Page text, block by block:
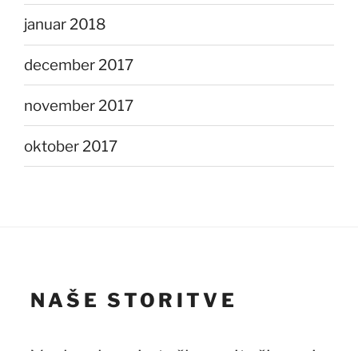
januar 2018
december 2017
november 2017
oktober 2017
NAŠE STORITVE